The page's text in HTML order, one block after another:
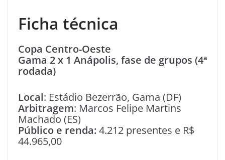
Ficha técnica
Copa Centro-Oeste
Gama 2 x 1 Anápolis, fase de grupos (4ª
rodada)
Local: Estádio Bezerrão, Gama (DF)
Arbitragem: Marcos Felipe Martins
Machado (ES)
Público e renda:4.212 presentes e R$
44.965,00